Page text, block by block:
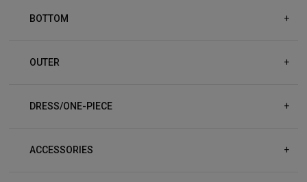
BOTTOM +
OUTER +
DRESS/ONE-PIECE +
ACCESSORIES +